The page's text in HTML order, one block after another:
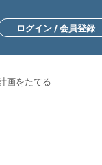
ログイン / 会員登録
画をたてる